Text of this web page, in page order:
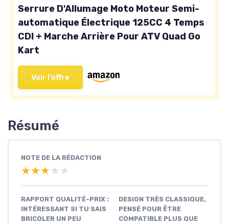
Serrure D'Allumage Moto Moteur Semi-
automatique Électrique 125CC 4 Temps
CDI + Marche Arrière Pour ATV Quad Go
Kart
Voir l'offre
Résumé
NOTE DE LA RÉDACTION
★★★★★
★★★★★
RAPPORT QUALITÉ-PRIX :
INTÉRESSANT SI TU SAIS
BRICOLER UN PEU
DESIGN TRÈS CLASSIQUE,
PENSÉ POUR ÊTRE
COMPATIBLE PLUS QUE